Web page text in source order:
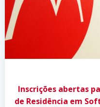
Inscrições abertas
de Residência em